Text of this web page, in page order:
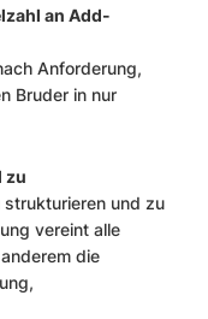
an Add-
Anforderung,
Bruder in nur
zu
und zu
vereint alle
die